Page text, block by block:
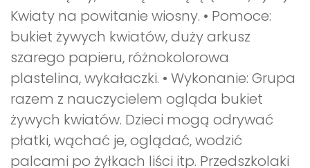
Kwiaty na powitanie wiosny. • Pomoce:
bukiet żywych kwiatów, duży arkusz
szarego papieru, różnokolorowa
plastelina, wykałaczki. • Wykonanie: Grupa
razem z nauczycielem ogląda bukiet
żywych kwiatów. Dzieci mogą odrywać
płatki, wąchać je, oglądać, wodzić
palcami po żyłkach liści itp. Przedszkolaki